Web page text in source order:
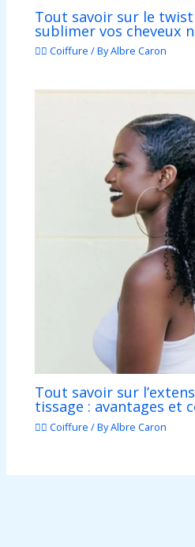
Tout savoir sur le
sublimer vos cheveux
💇‍♀️ Coiffure / ByAlbre Caron
Tout savoir sur
tissage : avantages et
💇‍♀️ Coiffure / ByAlbre Caron